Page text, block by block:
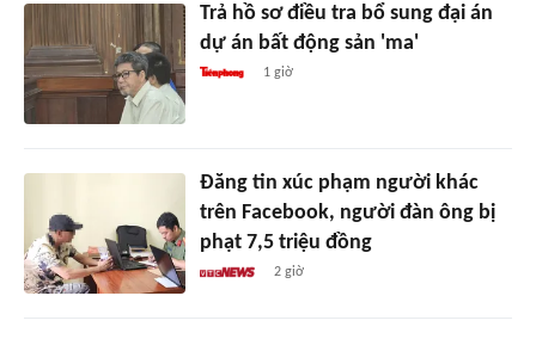
Trả hồ sơ điều tra bổ sung đại án
dự án bất động sản 'ma'
1 giờ
Đăng tin xúc phạm người khác
trên Facebook, người đàn ông bị
phạt 7,5 triệu đồng
2 giờ